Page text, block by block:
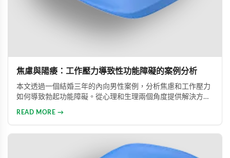
焦慮與陽痿：工作壓力導致性功能障礙的案例分析
本文透過一個結婚三年的內向男性案例，分析焦慮和工作壓力
如何導致勃起功能障礙。從心理和生理兩個角度提供解決方
READ MORE →